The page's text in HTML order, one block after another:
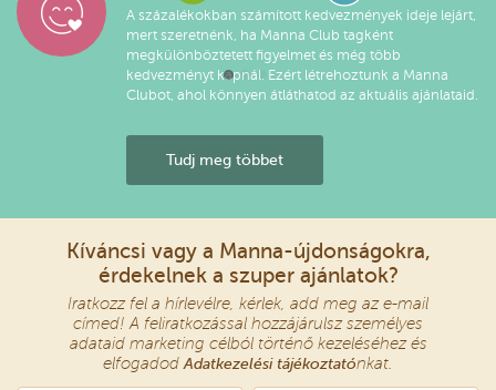
A százalékokban számított kedvezmények ideje lejárt,
mert szeretnénk, ha Manna Club tagként
megkülönböztetett figyelmet és még több
kedvezményt kapnál. Ezért létrehoztunk a Manna
Clubot, ahol könnyen átláthatod az aktuális ajánlataid.
Tudj meg többet
Kíváncsi vagy a Manna-újdonságokra,
érdekelnek a szuper ajánlatok?
Iratkozz fel a hírlevélre, kérlek, add meg az e-mail
címed! A feliratkozással hozzájárulsz személyes
adataid marketing célból történő kezeléséhez és
elfogadodAdatkezelési tájékoztatónkat.